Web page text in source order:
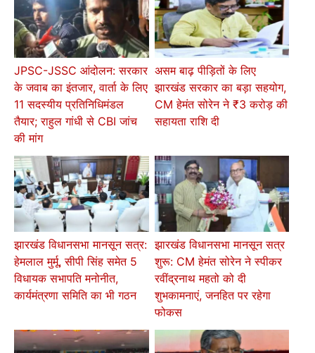
JPSC-JSSC आंदोलन: सरकार
के जवाब का इंतजार, वार्ता के लिए
11 सदस्यीय प्रतिनिधिमंडल
तैयार; राहुल गांधी से CBI जांच
की मांग
असम बाढ़ पीड़ितों के लिए
झारखंड सरकार का बड़ा सहयोग,
CM हेमंत सोरेन ने ₹3 करोड़ की
सहायता राशि दी
झारखंड विधानसभा मानसून सत्र:
हेमलाल मुर्मू, सीपी सिंह समेत 5
विधायक सभापति मनोनीत,
कार्यमंत्रणा समिति का भी गठन
झारखंड विधानसभा मानसून सत्र
शुरू: CM हेमंत सोरेन ने स्पीकर
रवींद्रनाथ महतो को दी
शुभकामनाएं, जनहित पर रहेगा
फोकस